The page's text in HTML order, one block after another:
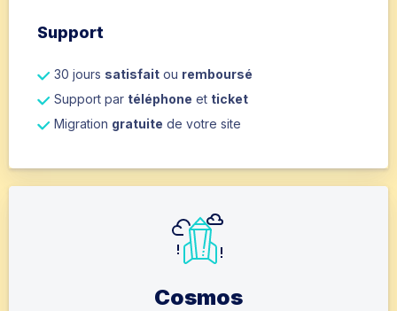
Support
30 jours satisfait ou remboursé
Support par téléphone et ticket
Migration gratuite de votre site
Cosmos